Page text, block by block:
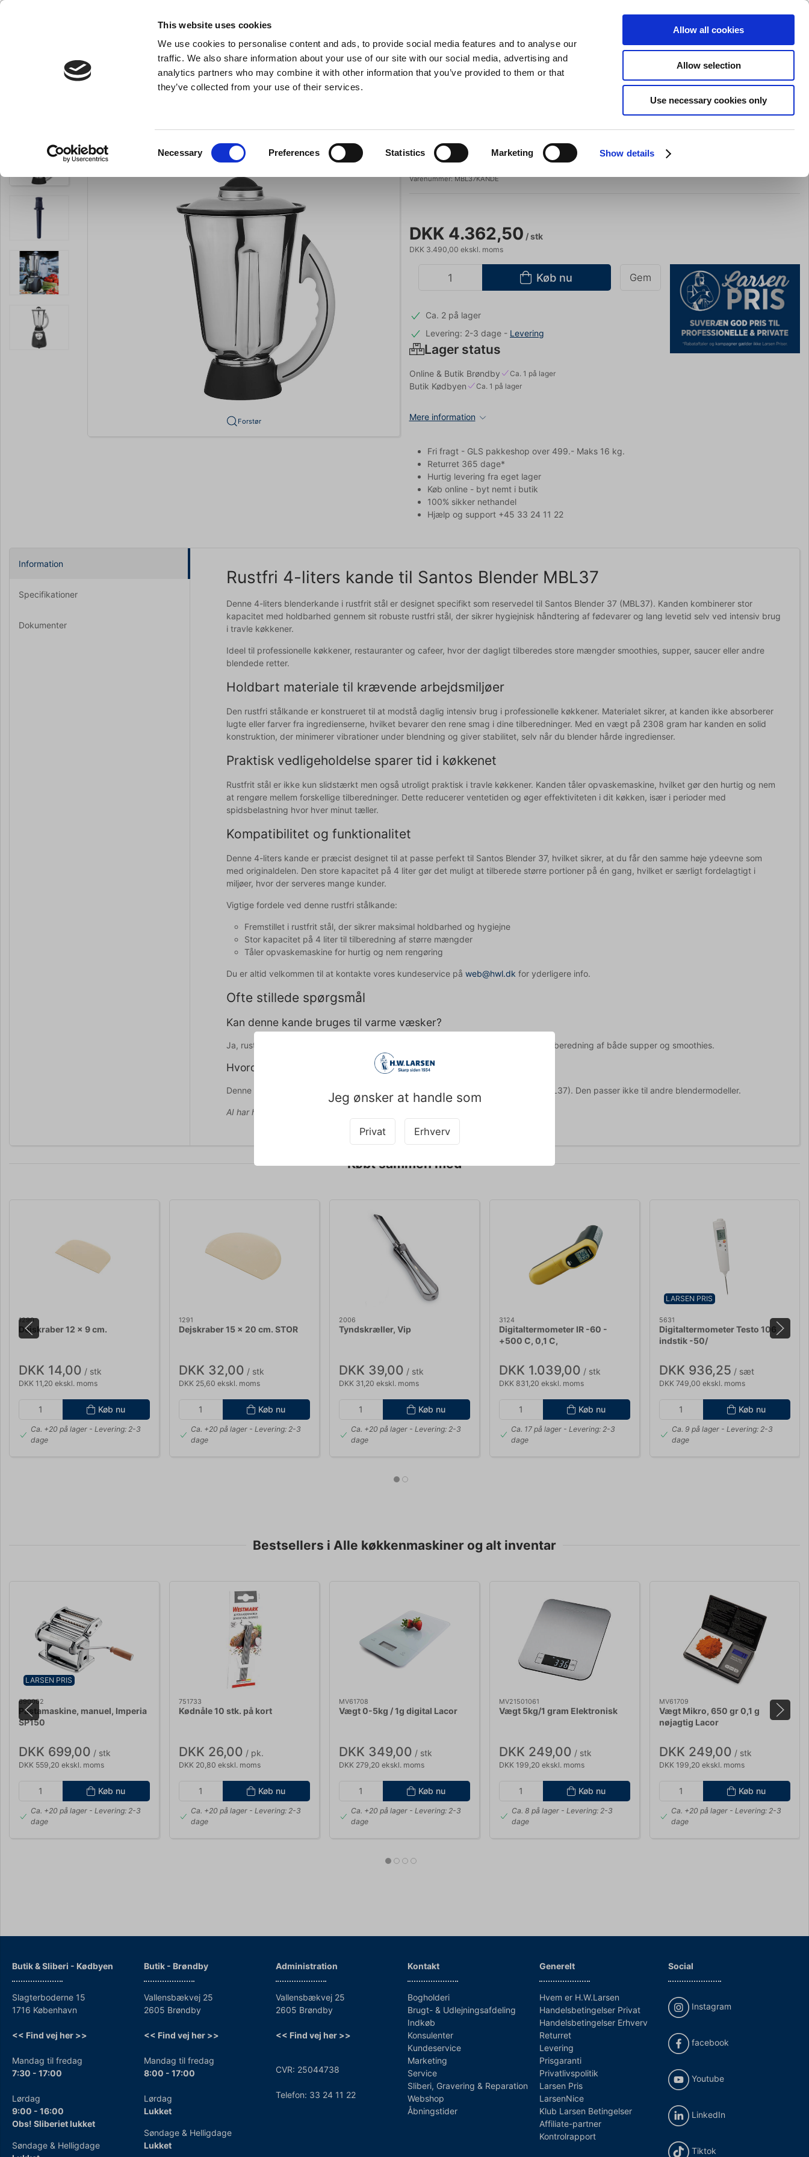
This website uses cookies
We use cookies to personalise content and ads, to provide social media features and to analyse our
traffic. We also share information about your use of our site with our social media, advertising and
analytics partners who may combine it with other information that you’ve provided to them or that
they’ve collected from your use of their services.
Necessary Preferences Statistics Marketing Show details
Allow all cookies
Allow selection
Use necessary cookies only
- Køkkenudstyr til professionelle og entusiaster Søg Indkøbskurv (0)
Køkkenredskaber Gryder & Pander Grill Barudstyr Tilbud Brands Slibning
Jeg ønsker at handle som
Privat Erhverv
LARSEN PRIS
Forstør
Santos
Kande 4 ltr RF til MBL37
Varenummer:MBL37KANDE
DKK 4.362,50 / stk
DKK 3.490,00 ekskl. moms
Køb nu Gem
Ca. 2 på lager
Levering: 2-3 dage - Levering
Lager status
Online & Butik Brøndby Ca. 1 på lager
Butik Kødbyen Ca. 1 på lager
Mere information
Fri fragt - GLS pakkeshop over 499.- Maks 16 kg.
Returret 365 dage*
Hurtig levering fra eget lager
Køb online - byt nemt i butik
100% sikker nethandel
Hjælp og support +45 33 24 11 22
Information
Specifikationer
Dokumenter
Rustfri 4-liters kande til Santos Blender MBL37
Denne 4-liters blenderkande i rustfrit stål er designet specifikt som reservedel til Santos Blender 37 (MBL37). Kanden kombinerer stor
kapacitet med holdbarhed gennem sit robuste rustfri stål, der sikrer hygiejnisk håndtering af fødevarer og lang levetid selv ved intensiv brug
i travle køkkener.
Ideel til professionelle køkkener, restauranter og cafeer, hvor der dagligt tilberedes store mængder smoothies, supper, saucer eller andre
blendede retter.
Holdbart materiale til krævende arbejdsmiljøer
Den rustfri stålkande er konstrueret til at modstå daglig intensiv brug i professionelle køkkener. Materialet sikrer, at kanden ikke absorberer
lugte eller farver fra ingredienserne, hvilket bevarer den rene smag i dine tilberedninger. Med en vægt på 2308 gram har kanden en solid
konstruktion, der minimerer vibrationer under blendning og giver stabilitet, selv når du blender hårde ingredienser.
Praktisk vedligeholdelse sparer tid i køkkenet
Rustfrit stål er ikke kun slidstærkt men også utroligt praktisk i travle køkkener. Kanden tåler opvaskemaskine, hvilket gør den hurtig og nem
at rengøre mellem forskellige tilberedninger. Dette reducerer ventetiden og øger effektiviteten i dit køkken, især i perioder med
spidsbelastning hvor hver minut tæller.
Kompatibilitet og funktionalitet
Denne 4-liters kande er præcist designet til at passe perfekt til Santos Blender 37, hvilket sikrer, at du får den samme høje ydeevne som
med originaldelen. Den store kapacitet på 4 liter gør det muligt at tilberede større portioner på én gang, hvilket er særligt fordelagtigt i
miljøer, hvor der serveres mange kunder.
Vigtige fordele ved denne rustfri stålkande:
Fremstillet i rustfrit stål, der sikrer maksimal holdbarhed og hygiejne
Stor kapacitet på 4 liter til tilberedning af større mængder
Tåler opvaskemaskine for hurtig og nem rengøring
Du er altid velkommen til at kontakte vores kundeservice på web@hwl.dk for yderligere info.
Ofte stillede spørgsmål
Kan denne kande bruges til varme væsker?
Ja, rustfrit stål tåler både varme og kolde væsker, hvilket gør kanden velegnet til tilberedning af både supper og smoothies.
Hvordan ved jeg, om denne kande passer til min blender?
Denne kande er specifikt designet som reservedel til Santos Blender model 37 (MBL37). Den passer ikke til andre blendermodeller.
AI har hjulpet med teksten og derfor tages der forbehold for fejl.
Købt sammen med
1290
Dejskraber 12 x 9 cm.
DKK 14,00 / stk
DKK 11,20 ekskl. moms
Køb nu
Ca. +20 på lager- Levering: 2-3
dage
1291
Dejskraber 15 x 20 cm. STOR
DKK 32,00 / stk
DKK 25,60 ekskl. moms
Køb nu
Ca. +20 på lager- Levering: 2-3
dage
2006
Tyndskræller, Vip
DKK 39,00 / stk
DKK 31,20 ekskl. moms
Køb nu
Ca. +20 på lager- Levering: 2-3
dage
3124
Digitaltermometer IR -60 -
+500 C, 0,1 C,
DKK 1.039,00 / stk
DKK 831,20 ekskl. moms
Køb nu
Ca. 17 på lager - Levering: 2-3
dage
LARSEN PRIS
5631
Digitaltermometer Testo 106
indstik -50/
DKK 936,25 / sæt
DKK 749,00 ekskl. moms
Køb nu
Ca. 9 på lager- Levering: 2-3
dage
Bestsellers i Alle køkkenmaskiner og alt inventar
LARSEN PRIS
690002
Pastamaskine, manuel, Imperia
SP150
DKK 699,00 / stk
DKK 559,20 ekskl. moms
Køb nu
Ca. +20 på lager- Levering: 2-3
dage
751733
Kødnåle 10 stk. på kort
DKK 26,00 / pk.
DKK 20,80 ekskl. moms
Køb nu
Ca. +20 på lager- Levering: 2-3
dage
MV61708
Vægt 0-5kg / 1g digital Lacor
DKK 349,00 / stk
DKK 279,20 ekskl. moms
Køb nu
Ca. +20 på lager- Levering: 2-3
dage
MV21501061
Vægt 5kg/1 gram Elektronisk
DKK 249,00 / stk
DKK 199,20 ekskl. moms
Køb nu
Ca. 8 på lager- Levering: 2-3
dage
MV61709
Vægt Mikro, 650 gr 0,1 g
nøjagtig Lacor
DKK 249,00 / stk
DKK 199,20 ekskl. moms
Køb nu
Ca. +20 på lager- Levering: 2-3
dage
Butik & Sliberi - Kødbyen
Slagterboderne 15
1716 København
<< Find vej her >>
Mandag til fredag
7:30 - 17:00
Lørdag
9:00 - 16:00
Obs! Sliberiet lukket
Søndage & Helligdage
Butik - Brøndby
Vallensbækvej 25
2605 Brøndby
<< Find vej her >>
Mandag til fredag
8:00 - 17:00
Lørdag
Lukket
Søndage & Helligdage
Lukket
Administration
Vallensbækvej 25
2605 Brøndby
<< Find vej her >>
CVR: 25044738
Telefon: 33 24 11 22
Kontakt
Bogholderi
Brugt- & Udlejningsafdeling
Indkøb
Konsulenter
Kundeservice
Marketing
Service
Sliberi, Gravering & Reparation
Webshop
Åbningstider
Generelt
Hvem er H.W.Larsen
Handelsbetingelser Privat
Handelsbetingelser Erhverv
Returret
Levering
Prisgaranti
Privatlivspolitik
Larsen Pris
LarsenNice
Klub Larsen Betingelser
Affiliate-partner
Kontrolrapport
Social
Instagram
facebook
Youtube
LinkedIn
Tiktok